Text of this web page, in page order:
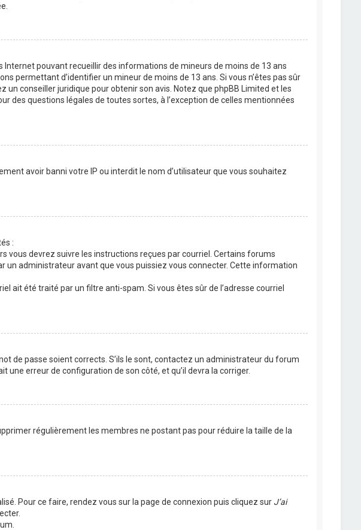
pouvant recueillir des informations de mineurs de moins de 13 ans
permettant d’identifier un mineur de moins de 13 ans. Si vous n’êtes pas sûr
un conseiller juridique pour obtenir son avis. Notez que phpBB Limited et les
des questions légales de toutes sortes, à l’exception de celles mentionnées
avoir banni votre IP ou interdit le nom d’utilisateur que vous souhaitez
:
vous devrez suivre les instructions reçues par courriel. Certains forums
administrateur avant que vous puissiez vous connecter. Cette information
ait été traité par un filtre anti-spam. Si vous êtes sûr de l’adresse courriel
de passe soient corrects. S’ils le sont, contactez un administrateur du forum
une erreur de configuration de son côté, et qu’il devra la corriger.
régulièrement les membres ne postant pas pour réduire la taille de la
Pour ce faire, rendez vous sur la page de connexion puis cliquez sur J’ai